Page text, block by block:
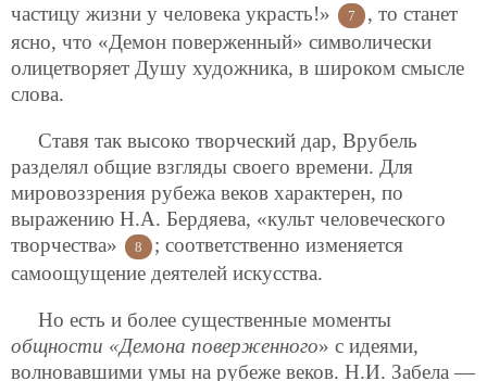
частицу жизни у человека украсть!»
7
, то станет
ясно, что «Демон поверженный» символически
олицетворяет Душу художника, в широком смысле
слова.
Ставя так высоко творческий дар, Врубель
разделял общие взгляды своего времени. Для
мировоззрения рубежа веков характерен, по
выражению Н.А. Бердяева, «культ человеческого
творчества»
8
; соответственно изменяется
самоощущение деятелей искусства.
Но есть и более существенные моменты
общности «Демона поверженного» с идеями,
волновавшими умы на рубеже веков. Н.И. Забела —